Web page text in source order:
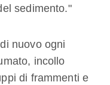
sedimento."
nuovo ogni
incollo
di frammenti e